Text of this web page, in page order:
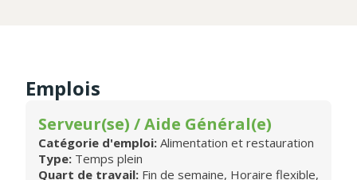
Emplois
Serveur(se) / Aide Général(e)
Catégorie d'emploi: Alimentation et restauration
Type: Temps plein
Quart de travail: Fin de semaine, Horaire flexible,